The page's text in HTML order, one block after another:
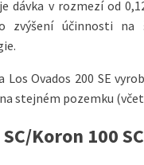
dávka v rozmezí od
zvýšení účinnosti
Los Ovados 200 SE
stejném pozemku
Koron 100 SC